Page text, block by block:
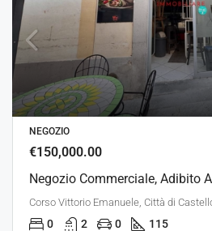
NEGOZIO
€150,000.00
Corso Vittorio Emanuele, Città di
0 2 0 115